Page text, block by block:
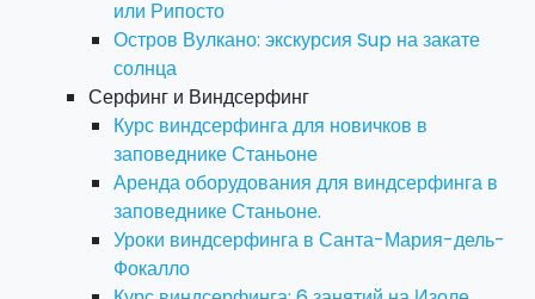
или Рипосто
Остров Вулкано: экскурсия Sup на закате
солнца
Серфинг и Виндсерфинг
Курс виндсерфинга для новичков в
заповеднике Станьоне
Аренда оборудования для виндсерфинга в
заповеднике Станьоне.
Уроки виндсерфинга в Санта-Мария-дель-
Фокалло